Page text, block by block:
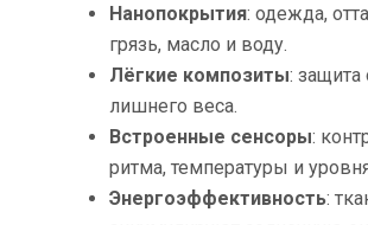
Нанопокрытия: одежда,
грязь, масло и воду.
Лёгкие композиты: защита
лишнего веса.
Встроенные сенсоры:
ритма, температуры и
Энергоэффективность: